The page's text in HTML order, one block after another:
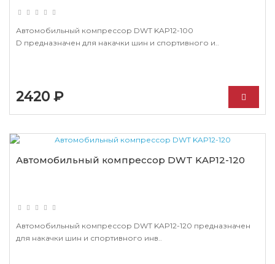
Автомобильный компрессор DWT KAP12-100
D предназначен для накачки шин и спортивного и..
2420 ₽
Автомобильный компрессор DWT KAP12-120
Автомобильный компрессор DWT KAP12-120 предназначен
для накачки шин и спортивного инв..